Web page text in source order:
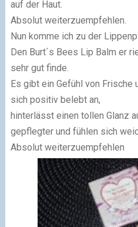
auf der Haut.
Absolut weiterzuempfehlen.
Nun komme ich zu der
Den Burt´s Bees Lip Balm er
sehr gut finde.
Es gibt ein Gefühl von Frische
sich positiv belebt an,
hinterlässt einen tollen Glanz
gepflegter und fühlen sich
Absolut weiterzuempfehlen